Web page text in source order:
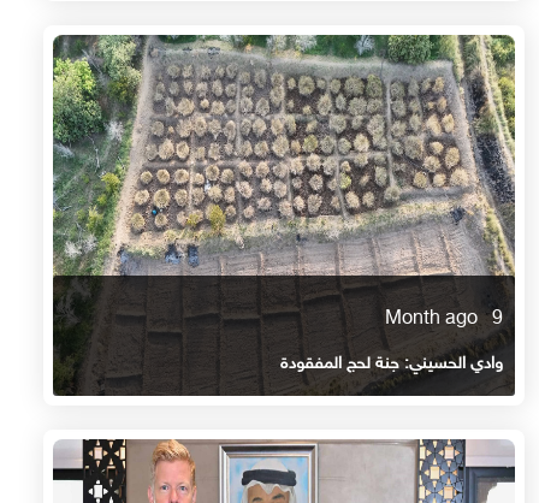
9 Month ago
وادي الحسيني: جنة لحج المفقودة